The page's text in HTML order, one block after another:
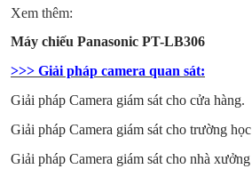
Xem thêm:
Máy chiếu Panasonic PT-LB306
>>> Giải pháp camera quan sát:
Giải pháp Camera giám sát cho cửa hàng.
Giải pháp Camera giám sát cho trường học
Giải pháp Camera giám sát cho nhà xưởng